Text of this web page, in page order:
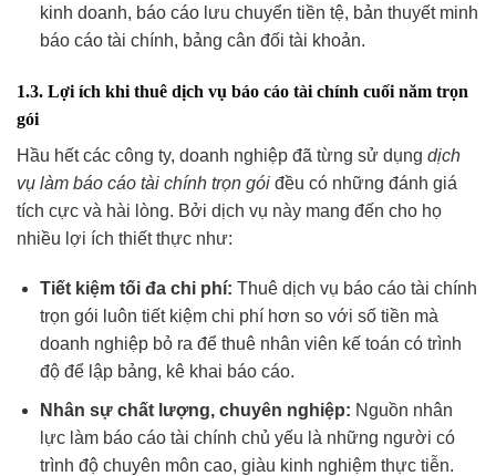
kinh doanh, báo cáo lưu chuyển tiền tệ, bản thuyết minh
báo cáo tài chính, bảng cân đối tài khoản.
1.3. Lợi ích khi thuê dịch vụ báo cáo tài chính cuối năm trọn
gói
Hầu hết các công ty, doanh nghiệp đã từng sử dụng dịch
vụ làm báo cáo tài chính trọn gói đều có những đánh giá
tích cực và hài lòng. Bởi dịch vụ này mang đến cho họ
nhiều lợi ích thiết thực như:
Tiết kiệm tối đa chi phí: Thuê dịch vụ báo cáo tài chính
trọn gói luôn tiết kiệm chi phí hơn so với số tiền mà
doanh nghiệp bỏ ra để thuê nhân viên kế toán có trình
độ để lập bảng, kê khai báo cáo.
Nhân sự chất lượng, chuyên nghiệp: Nguồn nhân
lực làm báo cáo tài chính chủ yếu là những người có
trình độ chuyên môn cao, giàu kinh nghiệm thực tiễn.